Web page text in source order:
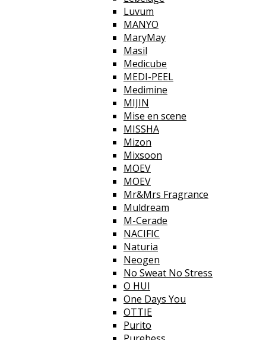
Luvum
MANYO
MaryMay
Masil
Medicube
MEDI-PEEL
Medimine
MIJIN
Mise en scene
MISSHA
Mizon
Mixsoon
MOEV
MOEV
Mr&Mrs Fragrance
Muldream
M-Cerade
NACIFIC
Naturia
Neogen
No Sweat No Stress
O HUI
One Days You
OTTIE
Purito